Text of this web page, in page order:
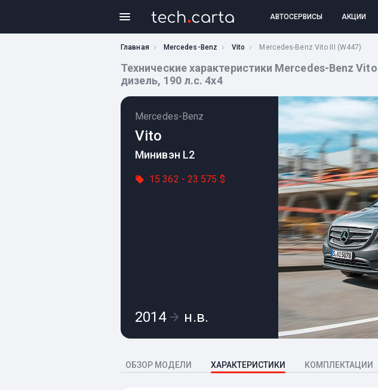
АВТОСЕРВИСЫ АКЦИИ
Главная Mercedes-Benz Vito Mercedes-Benz Vito III (W447)
Технические характеристики Mercedes-Benz
дизель, 190 л.с. 4x4
Mercedes-Benz
Vito
Минивэн L2
15 362 - 23 575 $
2014 н.в.
ОБЗОР МОДЕЛИ ХАРАКТЕРИСТИКИ КОМПЛЕКТАЦИИ